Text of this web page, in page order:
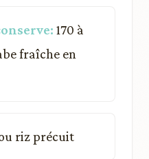
170 à
fraîche en
riz précuit